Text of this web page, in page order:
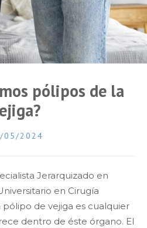
pólipos de la
05/2024
Jerarquizado en
en Cirugía
pólipo de vejiga es cualquier
dentro de éste órgano. El